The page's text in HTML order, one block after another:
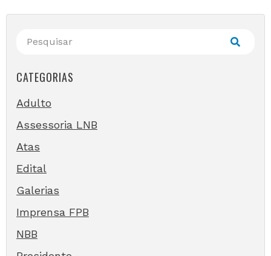
CATEGORIAS
Adulto
Assessoria LNB
Atas
Edital
Galerias
Imprensa FPB
NBB